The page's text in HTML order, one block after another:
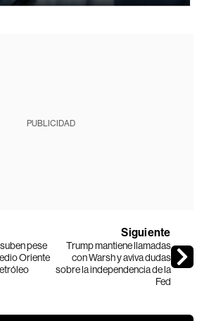
PUBLICIDAD
pese
Oriente
Siguiente
Trump mantiene llamadas
con Warsh y aviva dudas
sobre la independencia de la
Fed